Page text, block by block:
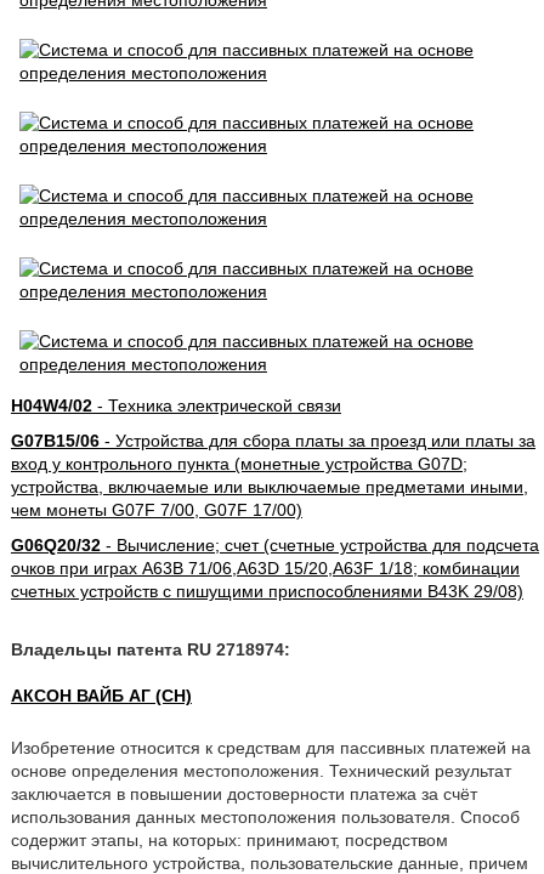
H04W4/02- Техника электрической связи
G07B15/06- Устройства для сбора платы за проезд или платы за
вход у контрольного пункта (монетные устройства G07D;
устройства, включаемые или выключаемые предметами иными,
чем монеты G07F 7/00, G07F 17/00)
G06Q20/32- Вычисление; счет (счетные устройства для подсчета
очков при играх A63B 71/06,A63D 15/20,A63F 1/18; комбинации
счетных устройств с пишущими приспособлениями B43K 29/08)
Владельцы патента RU 2718974:
АКСОН ВАЙБ АГ (CH)
Изобретение относится к средствам для пассивных платежей на
основе определения местоположения. Технический результат
заключается в повышении достоверности платежа за счёт
использования данных местоположения пользователя. Способ
содержит этапы, на которых: принимают, посредством
вычислительного устройства, пользовательские данные, причем